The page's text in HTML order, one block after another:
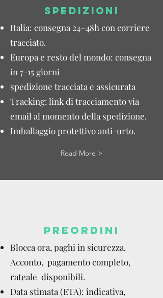
SPEDIZIONI
Italia: consegna 24–48h con corriere
tracciato.
Europa e resto del mondo: consegna
in 7-15 giorni
spedizione tracciata e assicurata
Tracking: link di tracciamento via
email al momento della spedizione.
Imballaggio protettivo anti-urto.
Read More >
PREORDINI
Blocca ora, paghi in sicurezza.
Acconto, pagamento completo,
rateale disponibili.
Data stimata (ETA): indicativa,